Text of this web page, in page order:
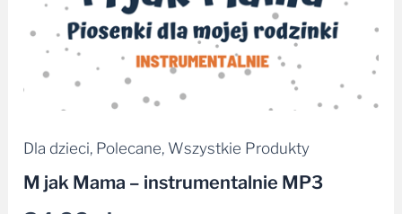
Dla dzieci, Polecane, Wszystkie Produkty
M jak Mama – instrumentalnie MP3